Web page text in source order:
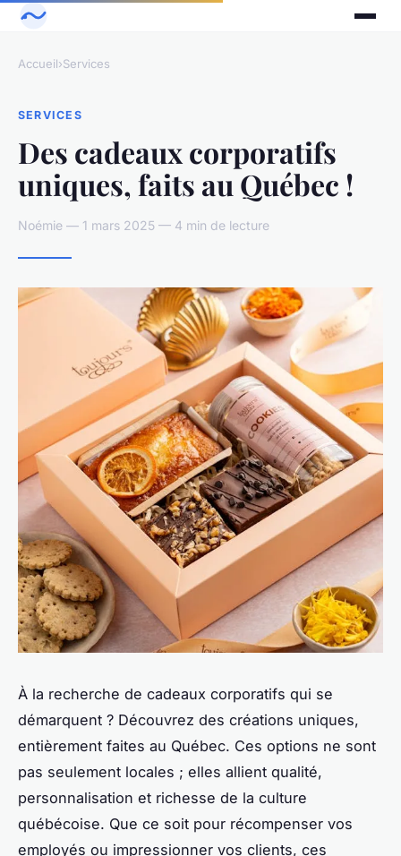
Accueil›Services
SERVICES
Des cadeaux corporatifs
uniques, faits au Québec !
Noémie — 1 mars 2025 — 4 min de lecture
À la recherche de cadeaux corporatifs qui se
démarquent ? Découvrez des créations uniques,
entièrement faites au Québec. Ces options ne sont
pas seulement locales ; elles allient qualité,
personnalisation et richesse de la culture
québécoise. Que ce soit pour récompenser vos
employés ou impressionner vos clients, ces